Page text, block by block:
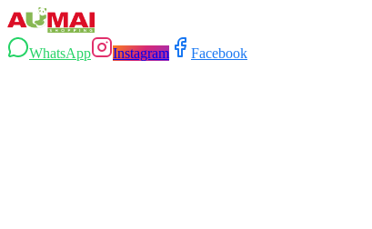
WhatsApp Instagram Facebook